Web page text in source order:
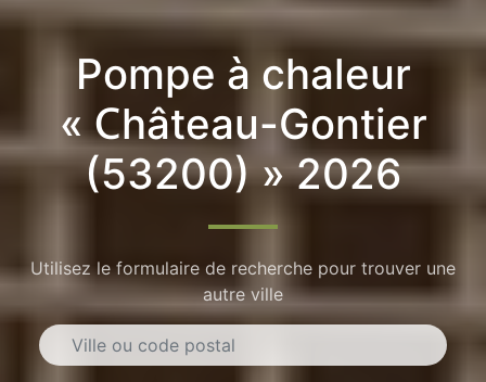
Pompe à chaleur
« Château-Gontier
(53200) » 2026
Utilisez le formulaire de recherche pour trouver une
autre ville